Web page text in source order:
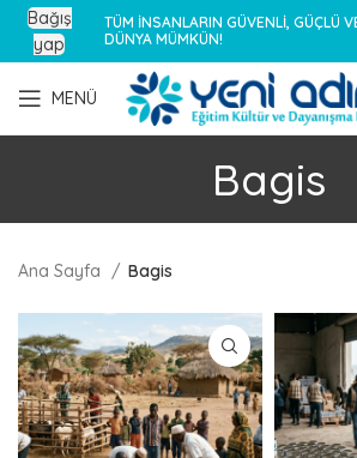
Bağış
yap
TÜM İNSANLARIN GÜVENLİ, GÜÇLÜ
DÜNYA MÜMKÜN!
MENÜ
Bagis
Ana Sayfa Bagis